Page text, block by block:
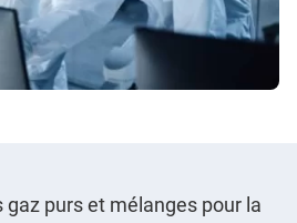
gaz purs et mélanges pour la